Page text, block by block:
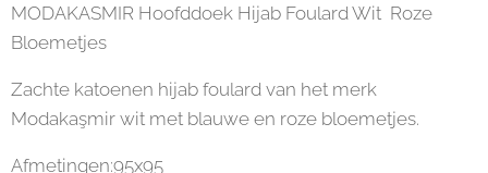
MODAKASMIR Hoofddoek Hijab Foulard Wit Roze
Bloemetjes
Zachte katoenen hijab foulard van het merk
Modakaşmir wit met blauwe en roze bloemetjes.
Afmetingen:95x95